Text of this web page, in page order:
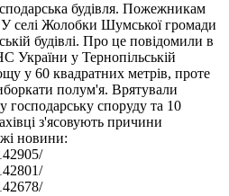
будівля. Пожежникам
селі Жолобки Шумської громади
будівлі. Про це повідомили в
України у Тернопільській
у 60 квадратних метрів, проте
полум'я. Врятували
споруду та 10
з'ясовують причини
новини: